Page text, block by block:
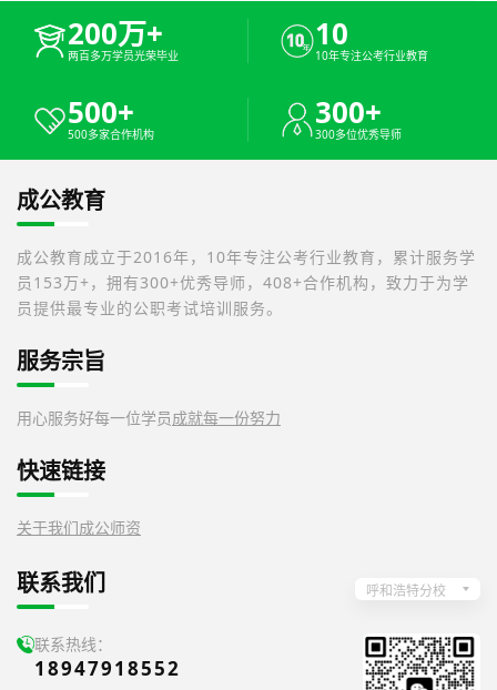
200万+
两百多万学员光荣毕业
10
10年专注公考行业教育
500+
500多家合作机构
300+
300多位优秀导师
成公教育
成公教育成立于2016年，10年专注公考行业教育，累计服务学
员153万+，拥有300+优秀导师，408+合作机构，致力于为学
员提供最专业的公职考试培训服务。
服务宗旨
用心服务好每一位学员成就每一份努力
快速链接
关于我们成公师资
联系我们 呼和浩特分校
联系热线：
18947918552